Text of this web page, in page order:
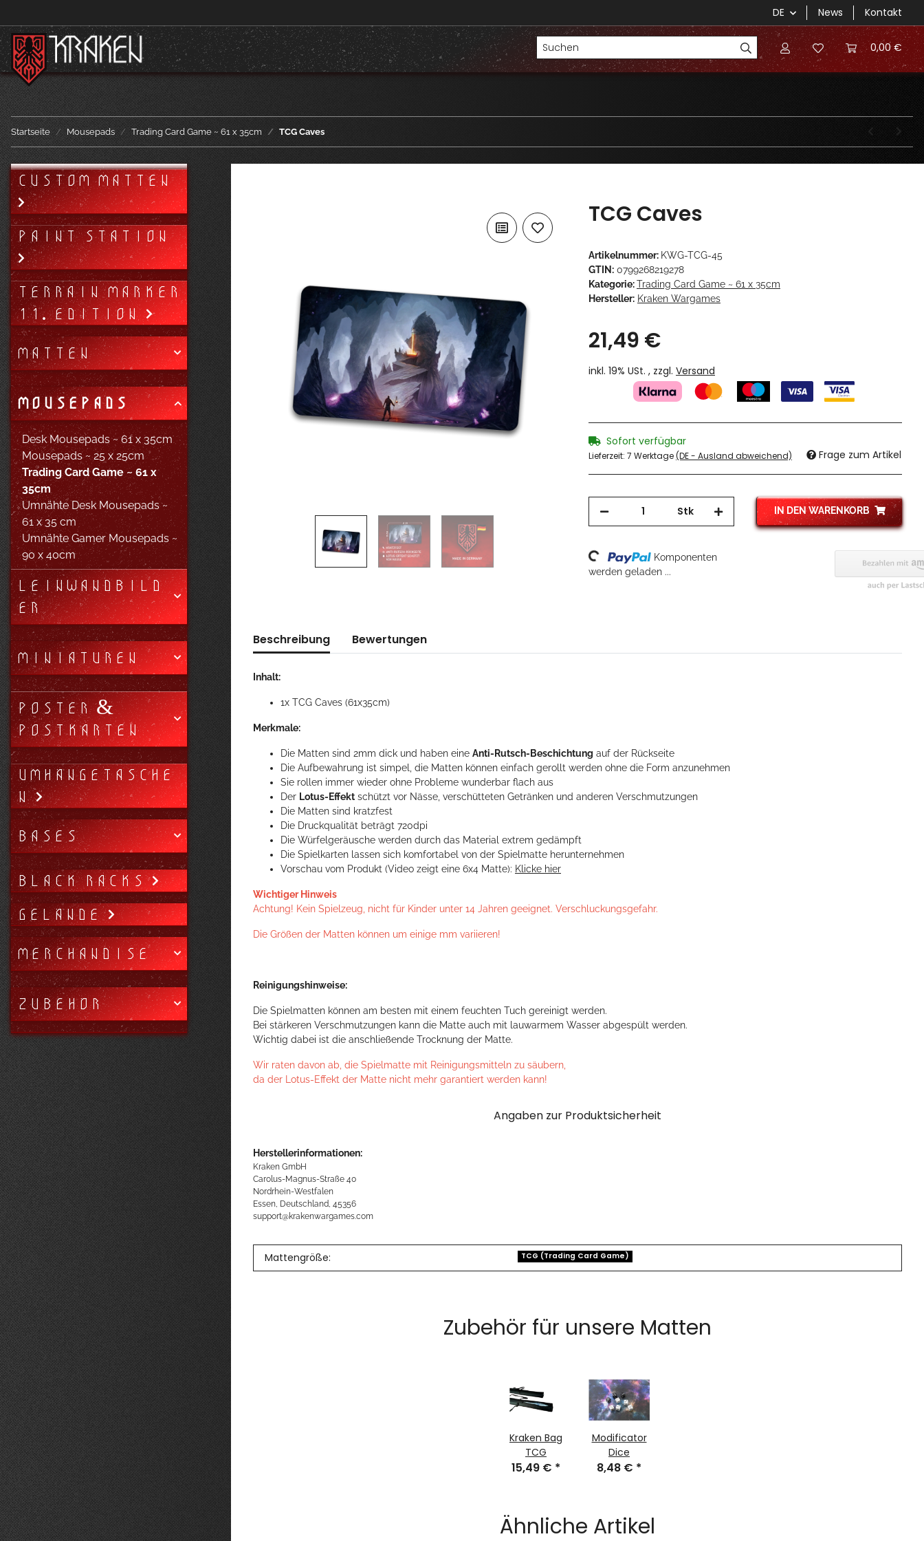
DE News Kontakt
0,00 €
Startseite Mousepads Trading Card Game ~ 61 x 35cm TCG Caves
TCG Caves
Artikelnummer: KWG-TCG-45
GTIN: 0799268219278
Kategorie:Trading Card Game ~ 61 x 35cm
Hersteller: Kraken Wargames
21,49 €
inkl. 19% USt. , zzgl. Versand
Sofort verfügbar
Lieferzeit: 7 Werktage(DE - Ausland abweichend) Frage zum Artikel
Stk IN DEN WARENKORB
Loading...
Komponenten
werden geladen ...
Beschreibung Bewertungen
Inhalt:
1x TCG Caves (61x35cm)
Merkmale:
Die Matten sind 2mm dick und haben eine Anti-Rutsch-Beschichtung auf der Rückseite
Die Aufbewahrung ist simpel, die Matten können einfach gerollt werden ohne die Form anzunehmen
Sie rollen immer wieder ohne Probleme wunderbar flach aus
Der Lotus-Effekt schützt vor Nässe, verschütteten Getränken und anderen Verschmutzungen
Die Matten sind kratzfest
Die Druckqualität beträgt 720dpi
Die Würfelgeräusche werden durch das Material extrem gedämpft
Die Spielkarten lassen sich komfortabel von der Spielmatte herunternehmen
Vorschau vom Produkt (Video zeigt eine 6x4 Matte): Klicke hier
Wichtiger Hinweis
Achtung! Kein Spielzeug, nicht für Kinder unter 14 Jahren geeignet. Verschluckungsgefahr.
Die Größen der Matten können um einige mm variieren!
Reinigungshinweise:
Die Spielmatten können am besten mit einem feuchten Tuch gereinigt werden.
Bei stärkeren Verschmutzungen kann die Matte auch mit lauwarmem Wasser abgespült werden.
Wichtig dabei ist die anschließende Trocknung der Matte.
Wir raten davon ab, die Spielmatte mit Reinigungsmitteln zu säubern,
da der Lotus-Effekt der Matte nicht mehr garantiert werden kann!
Angaben zur Produktsicherheit
Herstellerinformationen:
Kraken GmbH
Carolus-Magnus-Straße 40
Nordrhein-Westfalen
Essen, Deutschland, 45356
support@krakenwargames.com
Mattengröße: TCG (Trading Card Game)
Zubehör für unsere Matten
Kraken Bag
TCG
15,49 € *
Modificator
Dice
8,48 € *
Ähnliche Artikel
CUSTOM MATTEN
PAINT STATION
TERRAIN MARKER
11. EDITION
MATTEN
MOUSEPADS
Desk Mousepads ~ 61 x 35cm
Mousepads ~ 25 x 25cm
Trading Card Game ~ 61 x
35cm
Umnähte Desk Mousepads ~
61 x 35 cm
Umnähte Gamer Mousepads ~
90 x 40cm
LEINWANDBILD
ER
MINIATUREN
POSTER &
POSTKARTEN
UMHÄNGETASCHE
N
BASES
BLACK RACKS
GELÄNDE
MERCHANDISE
ZUBEHÖR